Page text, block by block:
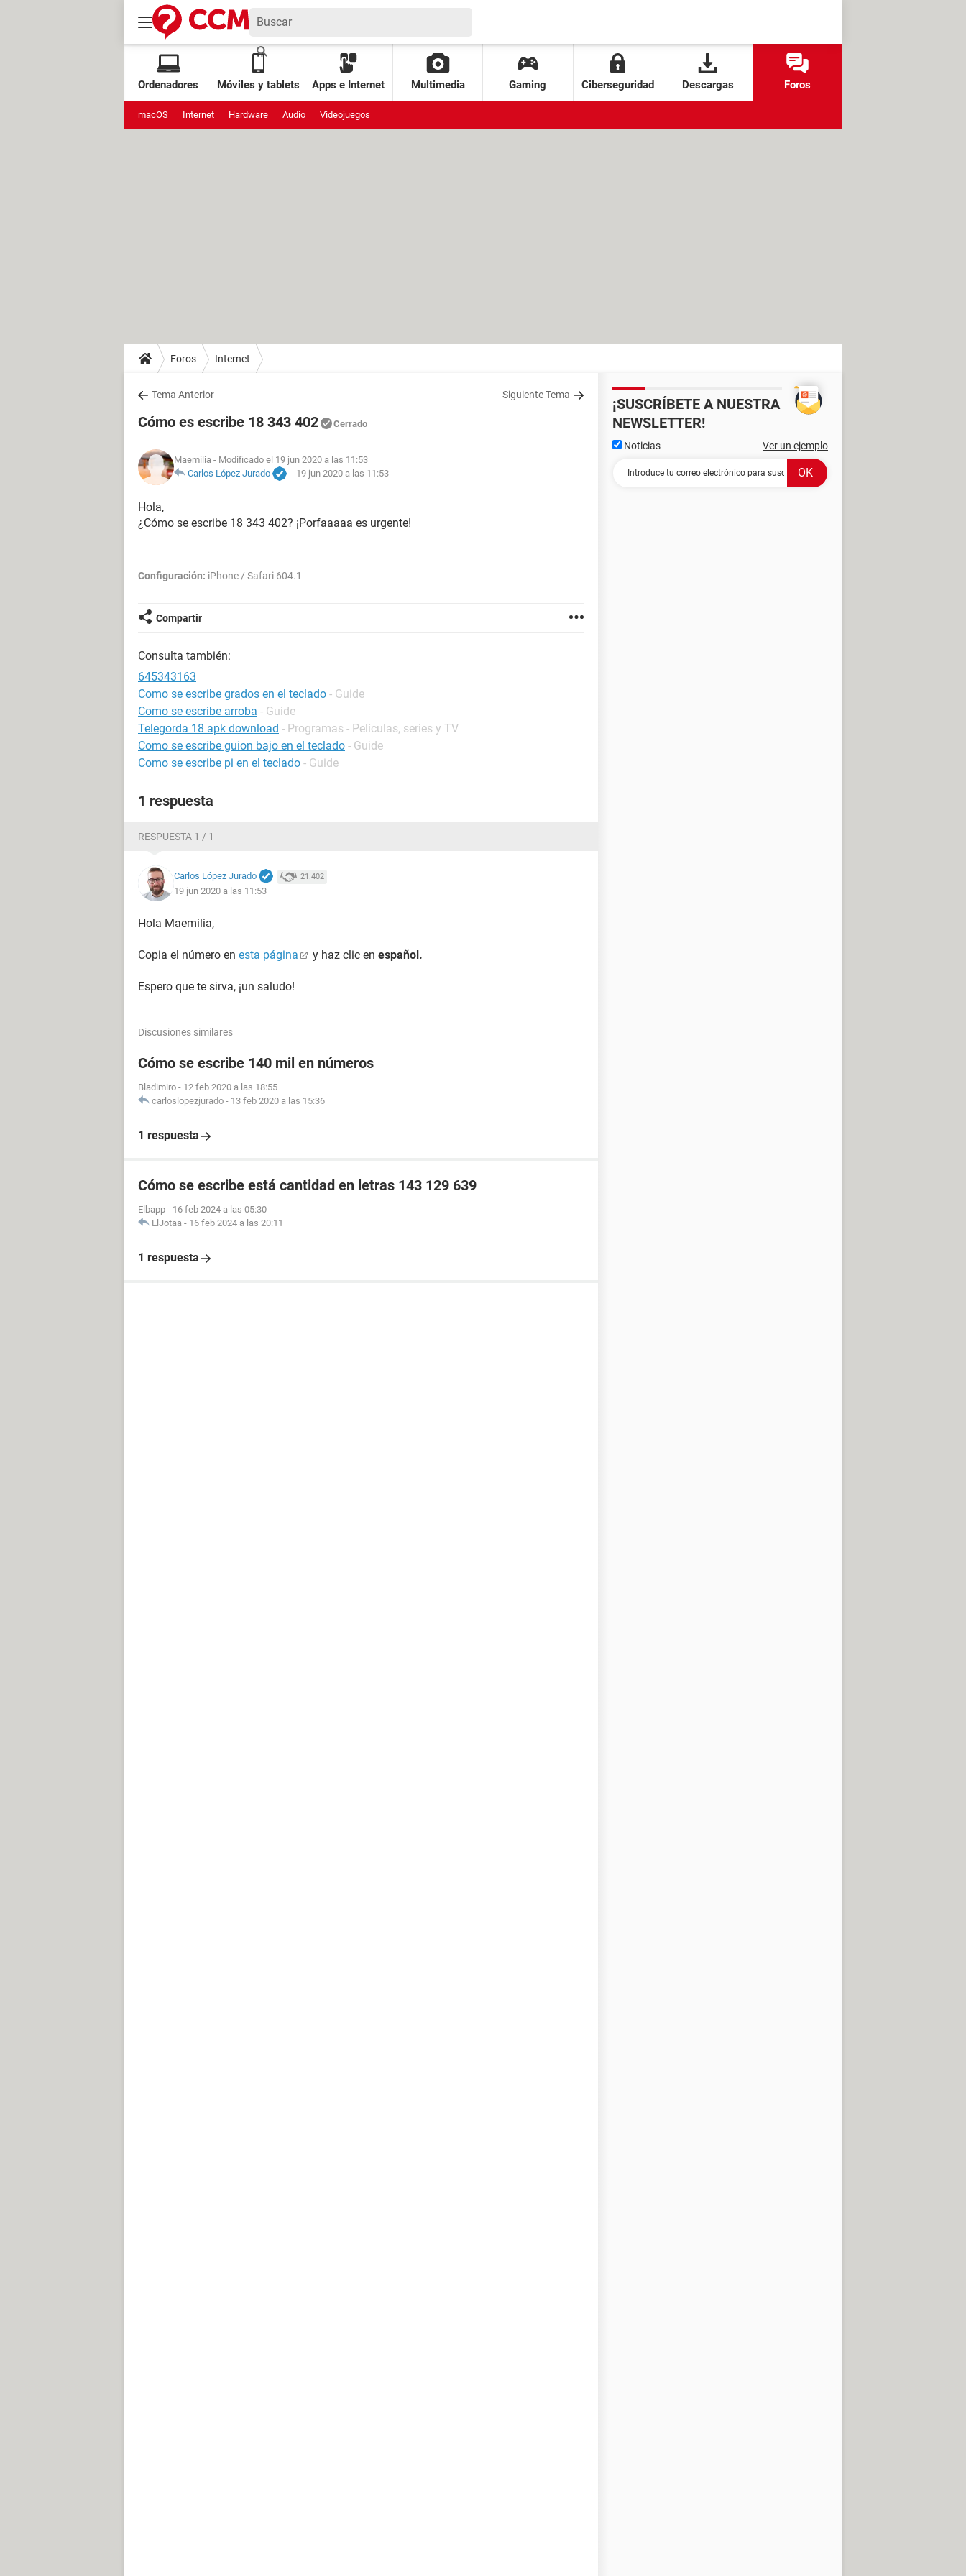
Ordenadores Móviles y tablets Apps e Internet Multimedia Gaming Ciberseguridad Descargas Foros
macOS Internet Hardware Audio Videojuegos
Foros Internet
Tema Anterior Siguiente Tema
Cómo es escribe 18 343 402 Cerrado
Maemilia - Modificado el 19 jun 2020 a las 11:53
Carlos López Jurado
- 19 jun 2020 a las 11:53
Hola,
¿Cómo se escribe 18 343 402? ¡Porfaaaaa es urgente!
Configuración: iPhone / Safari 604.1
Compartir
Consulta también:
645343163
Como se escribe grados en el teclado - Guide
Como se escribe arroba - Guide
Telegorda 18 apk download - Programas - Películas, series y TV
Como se escribe guion bajo en el teclado - Guide
Como se escribe pi en el teclado - Guide
1 respuesta
RESPUESTA 1 / 1
Carlos López Jurado 21.402
19 jun 2020 a las 11:53
Hola Maemilia,
Copia el número en esta página y haz clic en español.
Espero que te sirva, ¡un saludo!
Discusiones similares
Cómo se escribe 140 mil en números
Bladimiro - 12 feb 2020 a las 18:55
carloslopezjurado - 13 feb 2020 a las 15:36
1 respuesta
Cómo se escribe está cantidad en letras 143 129 639
Elbapp - 16 feb 2024 a las 05:30
ElJotaa - 16 feb 2024 a las 20:11
1 respuesta
¡SUSCRÍBETE A NUESTRA
NEWSLETTER!
Noticias Ver un ejemplo